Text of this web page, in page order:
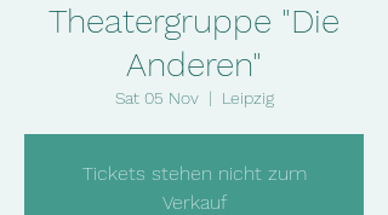
Theatergruppe "Die
Anderen"
Sat 05 Nov
  |
Leipzig
Tickets stehen nicht zum
Verkauf